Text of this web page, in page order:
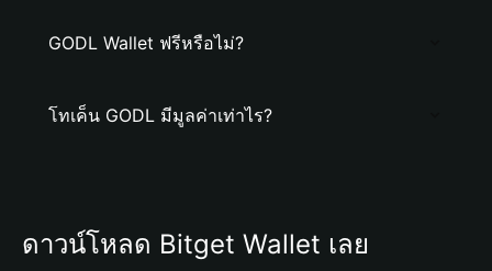
GODL Wallet ฟรีหรือไม่?
โทเค็น GODL มีมูลค่าเท่าไร?
ดาวน์โหลด Bitget Wallet เลย